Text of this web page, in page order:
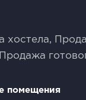
хостела,
помещения